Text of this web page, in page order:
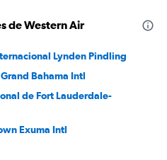
de Western Air
Lynden Pindling
Bahama Intl
de Fort Lauderdale-
Exuma Intl